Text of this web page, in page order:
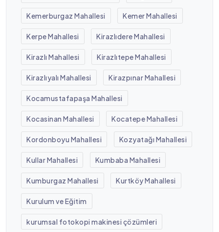
Kemerburgaz Mahallesi Kemer Mahallesi
Kerpe Mahallesi Kirazlıdere Mahallesi
Kirazlı Mahallesi Kirazlıtepe Mahallesi
Kirazlıyalı Mahallesi Kirazpınar Mahallesi
Kocamustafapaşa Mahallesi
Kocasinan Mahallesi Kocatepe Mahallesi
Kordonboyu Mahallesi Kozyatağı Mahallesi
Kullar Mahallesi Kumbaba Mahallesi
Kumburgaz Mahallesi Kurtköy Mahallesi
Kurulum ve Eğitim
kurumsal fotokopi makinesi çözümleri